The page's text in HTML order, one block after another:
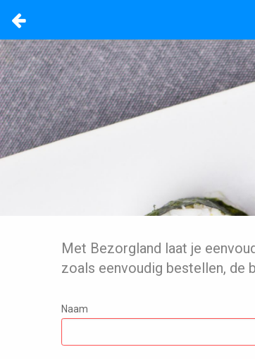
Met Bezorgland laat je
zoals eenvoudig bestellen, de
Naam